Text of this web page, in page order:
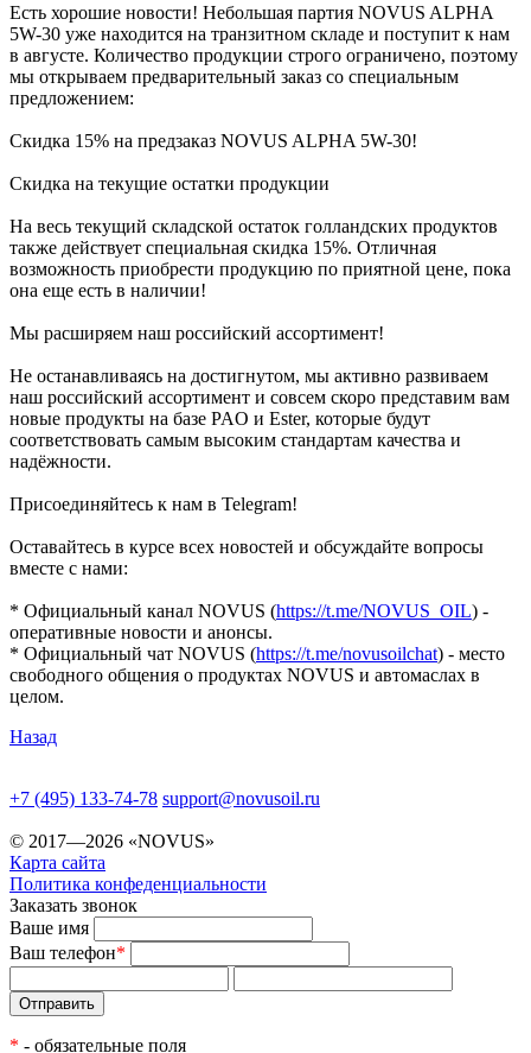
Есть хорошие новости! Небольшая партия NOVUS ALPHA
5W-30 уже находится на транзитном складе и поступит к нам
в августе. Количество продукции строго ограничено, поэтому
мы открываем предварительный заказ со специальным
предложением:
Скидка 15% на предзаказ NOVUS ALPHA 5W-30!
Скидка на текущие остатки продукции
На весь текущий складской остаток голландских продуктов
также действует специальная скидка 15%. Отличная
возможность приобрести продукцию по приятной цене, пока
она еще есть в наличии!
Мы расширяем наш российский ассортимент!
Не останавливаясь на достигнутом, мы активно развиваем
наш российский ассортимент и совсем скоро представим вам
новые продукты на базе PAO и Ester, которые будут
соответствовать самым высоким стандартам качества и
надёжности.
Присоединяйтесь к нам в Telegram!
Оставайтесь в курсе всех новостей и обсуждайте вопросы
вместе с нами:
* Официальный канал NOVUS (https://t.me/NOVUS_OIL) -
оперативные новости и анонсы.
* Официальный чат NOVUS (https://t.me/novusoilchat) - место
свободного общения о продуктах NOVUS и автомаслах в
целом.
Назад
+7 (495) 133-74-78 support@novusoil.ru
© 2017—2026 «NOVUS»
Карта сайта
Политика конфеденциальности
Заказать звонок
Ваше имя
Ваш телефон*
* - обязательные поля